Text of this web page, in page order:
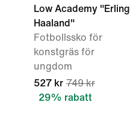
Low Academy "Erling
Haaland"
Fotbollssko för
konstgräs för
ungdom
527 kr 749 kr
29% rabatt